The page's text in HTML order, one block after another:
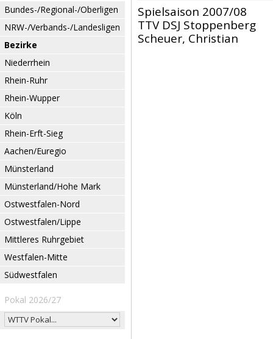
Bundes-/Regional-/Oberligen
NRW-/Verbands-/Landesligen
Bezirke
Niederrhein
Rhein-Ruhr
Rhein-Wupper
Köln
Rhein-Erft-Sieg
Aachen/Euregio
Münsterland
Münsterland/Hohe Mark
Ostwestfalen-Nord
Ostwestfalen/Lippe
Mittleres Ruhrgebiet
Westfalen-Mitte
Südwestfalen
Pokal 2026/27
Spielsaison 2007/08
TTV DSJ Stoppenberg
Scheuer, Christian